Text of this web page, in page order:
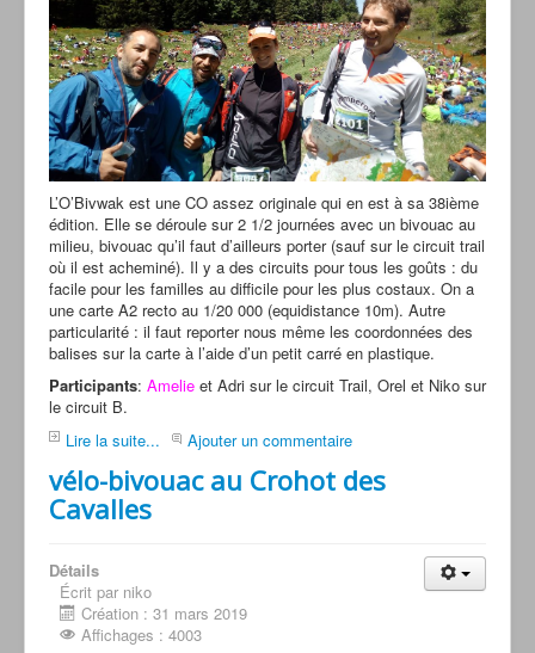
L’O’Bivwak est une CO assez originale qui en est à sa 38ième
édition. Elle se déroule sur 2 1/2 journées avec un bivouac au
milieu, bivouac qu’il faut d’ailleurs porter (sauf sur le circuit trail
où il est acheminé). Il y a des circuits pour tous les goûts : du
facile pour les familles au difficile pour les plus costaux. On a
une carte A2 recto au 1/20 000 (equidistance 10m). Autre
particularité : il faut reporter nous même les coordonnées des
balises sur la carte à l’aide d’un petit carré en plastique.
Participants: Amelie et Adri sur le circuit Trail, Orel et Niko sur
le circuit B.
Lire la suite...
Ajouter un commentaire
vélo-bivouac au Crohot des
Cavalles
Détails
Écrit par niko
Création : 31 mars 2019
Affichages : 4003